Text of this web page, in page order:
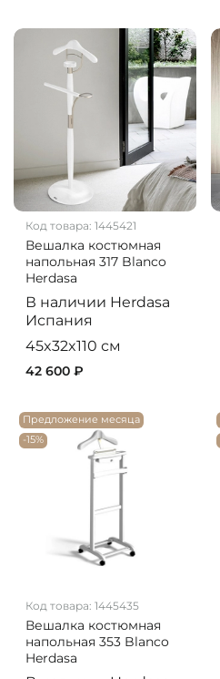
Код товара: 1445421
Вешалка костюмная
напольная 317 Blanco
Herdasa
В наличии Herdasa
Испания
45x32x110 см
42 600 ₽
Предложение месяца
-15%
Код товара: 1445435
Вешалка костюмная
напольная 353 Blanco
Herdasa